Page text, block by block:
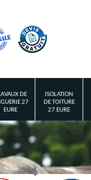
DE
27
EURE
ISOLATION
DE TOITURE
27 EURE